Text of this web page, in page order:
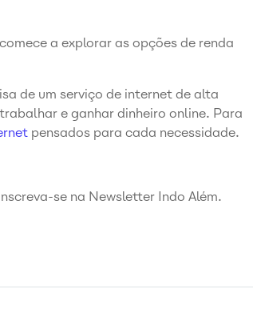
a explorar as opções de renda
de um serviço de internet de alta
e ganhar dinheiro online. Para
pensados para cada necessidade.
se na Newsletter Indo Além.